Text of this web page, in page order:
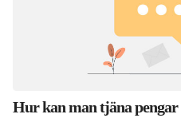
Hur kan man tjäna pengar